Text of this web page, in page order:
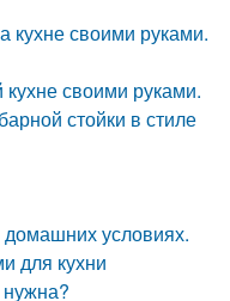
кухне своими руками.
своими руками.
стойки в стиле
домашних условиях.
для кухни
нужна?